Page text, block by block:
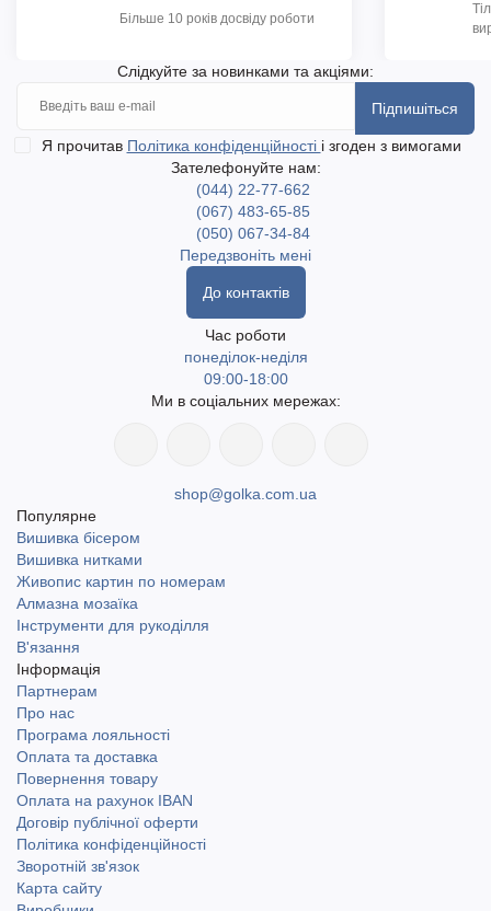
Більше 10 років досвіду роботи
Слідкуйте за новинками та акціями:
Підпишіться
Я прочитав Політика конфіденційності і згоден з вимогами
Зателефонуйте нам:
(044) 22-77-662
(067) 483-65-85
(050) 067-34-84
Передзвоніть мені
До контактів
Час роботи
понеділок-неділя
09:00-18:00
Ми в соціальних мережах:
shop@golka.com.ua
Популярне
Вишивка бісером
Вишивка нитками
Живопис картин по номерам
Алмазна мозаїка
Інструменти для рукоділля
В'язання
Інформація
Партнерам
Про нас
Програма лояльності
Оплата та доставка
Повернення товару
Оплата на рахунок IBAN
Договір публічної оферти
Політика конфіденційності
Зворотній зв'язок
Карта сайту